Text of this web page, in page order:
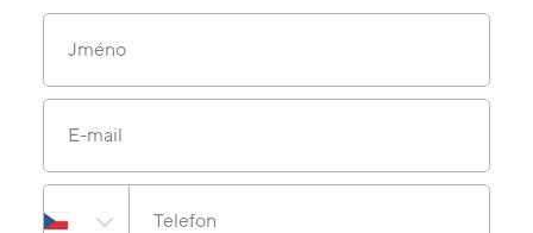
Jméno
E-mail
Telefon